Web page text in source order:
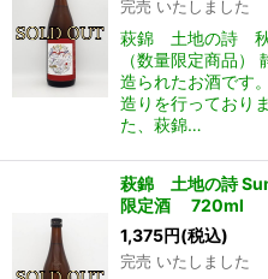
完売 いたしました
萩錦 土地の詩
（数量限定商品）
造られたお酒です
造りを行っており
た、萩錦…
萩錦 土地の詩
限定酒 720ml （
1,375円(税込)
完売 いたしました